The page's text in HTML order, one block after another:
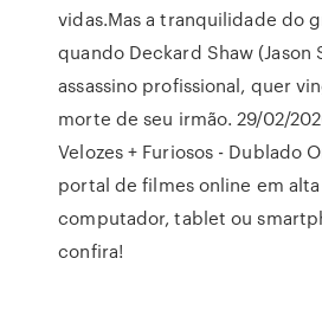
vidas.Mas a tranquilidade do
quando Deckard Shaw (Jason
assassino profissional, quer
morte de seu irmão. 29/02/
Velozes + Furiosos - Dublado
portal de filmes online em
computador, tablet ou
confira!